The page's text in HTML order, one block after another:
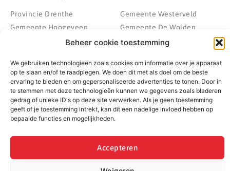
Beheer cookie toestemming
We gebruiken technologieën zoals cookies om informatie over je apparaat
op te slaan en/of te raadplegen. We doen dit met als doel om de beste
ervaring te bieden en om gepersonaliseerde advertenties te tonen. Door in
te stemmen met deze technologieën kunnen we gegevens zoals bladeren
gedrag of unieke ID's op deze site verwerken. Als je geen toestemming
geeft of je toestemming intrekt, kan dit een nadelige invloed hebben op
bepaalde functies en mogelijkheden.
Accepteren
Provincie Drenthe
Gemeente Hoogeveen
Gemeente Meppel
Gemeente Noordenveld
Gemeente Noordoostpolder
Gemeente Steenwijkerland
Gemeente Weststellingwerf
Gemeente Westerveld
Gemeente De Wolden
Zwolle
Kampen
Emmeloord
Wolvega
© 2022 - 2026 BespaarPartner | Alle rechten voorbehouden